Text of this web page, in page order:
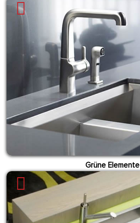
Grüne Elemente